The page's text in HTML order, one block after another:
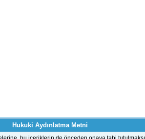
Hukuki Aydınlatma Metni